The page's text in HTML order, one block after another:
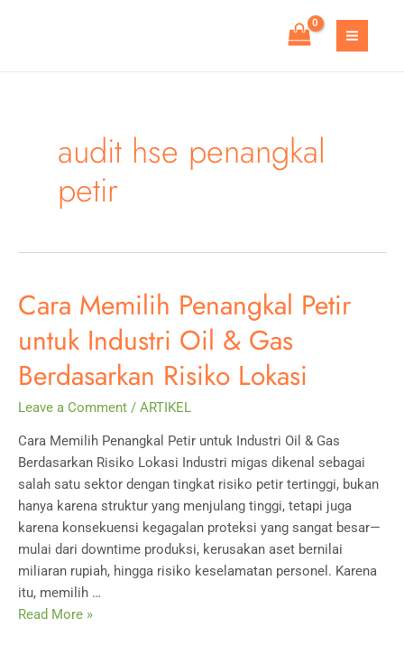
MAIN
audit hse penangkal
petir
Cara Memilih Penangkal Petir
untuk Industri Oil & Gas
Berdasarkan Risiko Lokasi
Leave a Comment / ARTIKEL
Cara Memilih Penangkal Petir untuk Industri Oil & Gas
Berdasarkan Risiko Lokasi Industri migas dikenal sebagai
salah satu sektor dengan tingkat risiko petir tertinggi, bukan
hanya karena struktur yang menjulang tinggi, tetapi juga
karena konsekuensi kegagalan proteksi yang sangat besar—
mulai dari downtime produksi, kerusakan aset bernilai
miliaran rupiah, hingga risiko keselamatan personel. Karena
itu, memilih …
Cara
Read More »